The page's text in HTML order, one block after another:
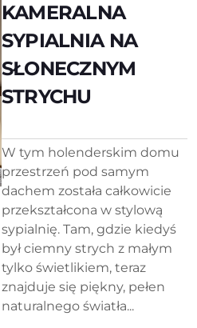
KAMERALNA
SYPIALNIA NA
SŁONECZNYM
STRYCHU
W tym holenderskim domu
przestrzeń pod samym
dachem została całkowicie
przekształcona w stylową
sypialnię. Tam, gdzie kiedyś
był ciemny strych z małym
tylko świetlikiem, teraz
znajduje się piękny, pełen
naturalnego światła...